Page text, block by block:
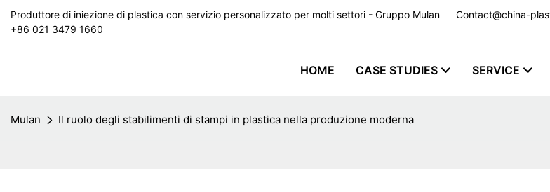
Produttore di iniezione di plastica con servizio personalizzato per molti settori - Gruppo Mulan Contact@china-
+86 021 3479 1660
HOME CASE STUDIES SERVICE
Mulan Il ruolo degli stabilimenti di stampi in plastica nella produzione moderna